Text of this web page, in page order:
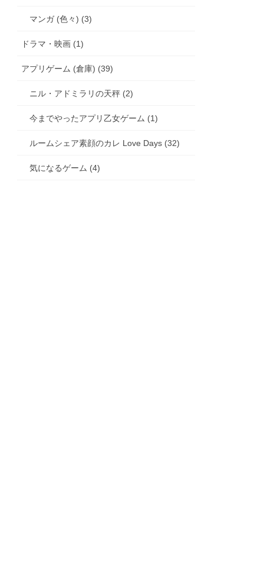
マンガ (色々) (3)
ドラマ・映画 (1)
アプリゲーム (倉庫) (39)
ニル・アドミラリの天秤 (2)
今までやったアプリ乙女ゲーム (1)
ルームシェア素顔のカレ Love Days (32)
気になるゲーム (4)